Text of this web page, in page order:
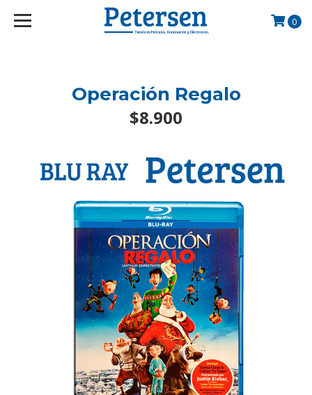
googlef2d1455d5020445a.html
0
Operación Regalo
$8.900